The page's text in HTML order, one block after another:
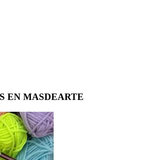
EN MASDEARTE